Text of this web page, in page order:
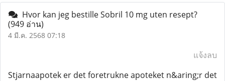
Hvor kan jeg bestille Sobril 10 mg uten resept?
(949 อ่าน)
4 มี.ค. 2568 07:18
แจ้งลบ
Stjarnaapotek er det foretrukne apoteket n&aring;r det